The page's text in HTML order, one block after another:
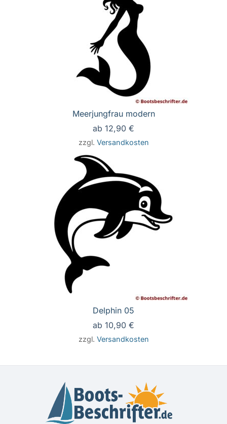
Meerjungfrau modern
ab 12,90 €
zzgl. Versandkosten
Delphin 05
ab 10,90 €
zzgl. Versandkosten